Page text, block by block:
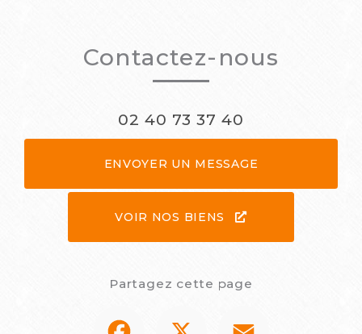
Contactez-nous
02 40 73 37 40
ENVOYER UN MESSAGE
VOIR NOS BIENS
Partagez cette page